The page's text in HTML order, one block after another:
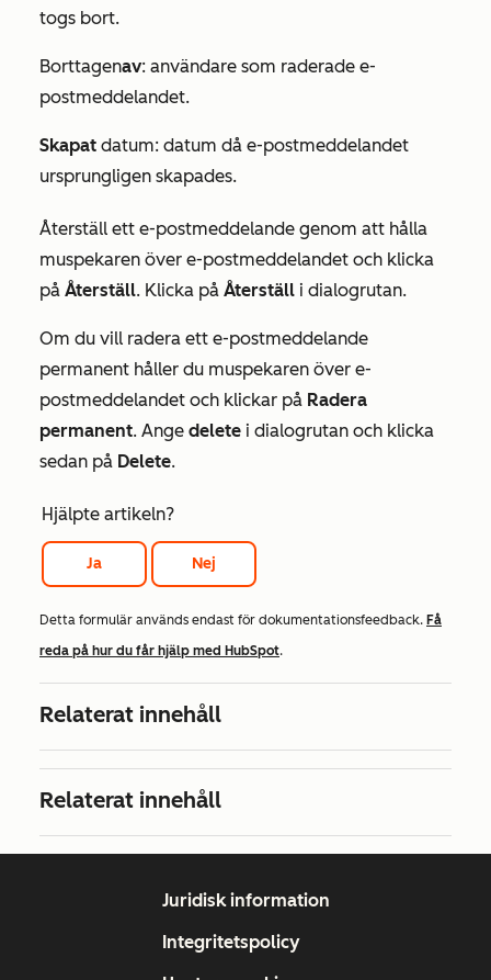
togs bort.
Borttagenav: användare som raderade e-
postmeddelandet.
Skapat datum: datum då e-postmeddelandet
ursprungligen skapades.
Återställ ett e-postmeddelande genom att hålla
muspekaren över e-postmeddelandet och klicka
på Återställ. Klicka på Återställ i dialogrutan.
Om du vill radera ett e-postmeddelande
permanent håller du muspekaren över e-
postmeddelandet och klickar på Radera
permanent. Ange delete i dialogrutan och klicka
sedan på Delete.
Hjälpte artikeln?
Ja Nej
Detta formulär används endast för dokumentationsfeedback. Få
reda på hur du får hjälp med HubSpot.
Relaterat innehåll
Relaterat innehåll
Juridisk information
Integritetspolicy